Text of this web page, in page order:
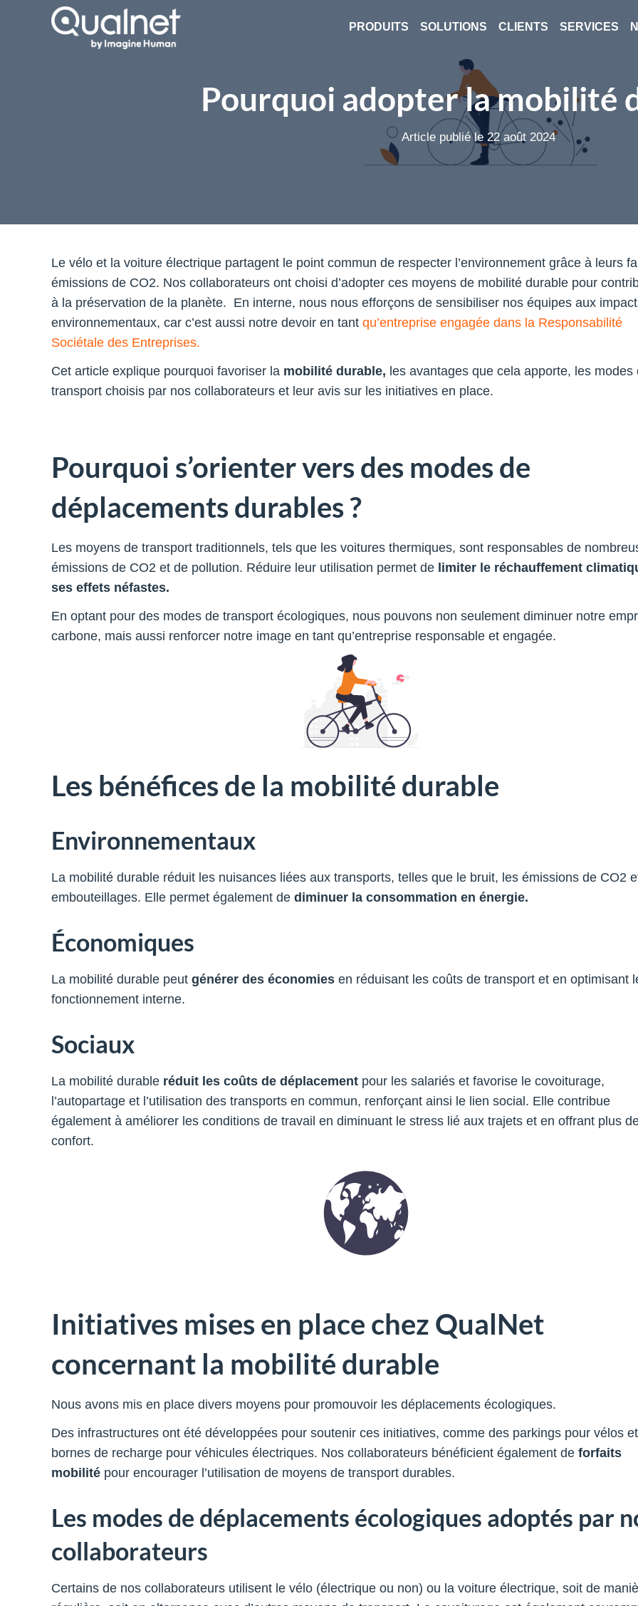
PRODUITS SOLUTIONS CLIENTS SERVICES
Pourquoi adopter la mobilité
Article publié le 22 août 2024
Le vélo et la voiture électrique partagent le point commun de respecter l’environnement grâce à leurs
émissions de CO2. Nos collaborateurs ont choisi d’adopter ces moyens de mobilité durable pour
à la préservation de la planète. En interne, nous nous efforçons de sensibiliser nos équipes aux
environnementaux, car c’est aussi notre devoir en tant qu’entreprise engagée dans la Responsabilité
Sociétale des Entreprises.
Cet article explique pourquoi favoriser la mobilité durable, les avantages que cela apporte, les modes
transport choisis par nos collaborateurs et leur avis sur les initiatives en place.
Pourquoi s’orienter vers des modes de
déplacements durables ?
Les moyens de transport traditionnels, tels que les voitures thermiques, sont responsables de
émissions de CO2 et de pollution. Réduire leur utilisation permet de limiter le réchauffement
ses effets néfastes.
En optant pour des modes de transport écologiques, nous pouvons non seulement diminuer notre
carbone, mais aussi renforcer notre image en tant qu’entreprise responsable et engagée.
Les bénéfices de la mobilité durable
Environnementaux
La mobilité durable réduit les nuisances liées aux transports, telles que le bruit, les émissions de CO2
embouteillages. Elle permet également de diminuer la consommation en énergie.
Économiques
La mobilité durable peut générer des économies en réduisant les coûts de transport et en optimisant
fonctionnement interne.
Sociaux
La mobilité durable réduit les coûts de déplacement pour les salariés et favorise le covoiturage,
l’autopartage et l’utilisation des transports en commun, renforçant ainsi le lien social. Elle contribue
également à améliorer les conditions de travail en diminuant le stress lié aux trajets et en offrant plus
confort.
Initiatives mises en place chez QualNet
concernant la mobilité durable
Nous avons mis en place divers moyens pour promouvoir les déplacements écologiques.
Des infrastructures ont été développées pour soutenir ces initiatives, comme des parkings pour vélos
bornes de recharge pour véhicules électriques. Nos collaborateurs bénéficient également de forfaits
mobilité pour encourager l’utilisation de moyens de transport durables.
Les modes de déplacements écologiques adoptés par
collaborateurs
Certains de nos collaborateurs utilisent le vélo (électrique ou non) ou la voiture électrique, soit de